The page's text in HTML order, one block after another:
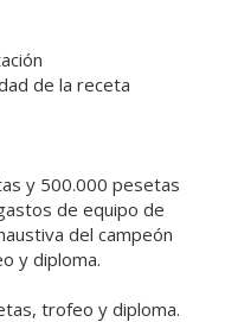
de la receta
y 500.000 pesetas
de equipo de
del campeón
y diploma.
trofeo y diploma.